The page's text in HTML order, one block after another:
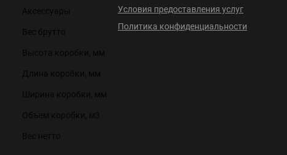
Условия предоставления услуг
Политика конфиденциальности